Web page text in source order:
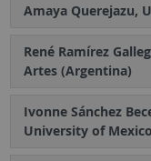
Amaya Querejazu,
René Ramírez
Artes (Argentina)
Ivonne Sánchez
University of